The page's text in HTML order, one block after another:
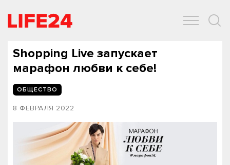
Shopping Live запускает
марафон любви к себе!
ОБЩЕСТВО
8 ФЕВРАЛЯ 2022